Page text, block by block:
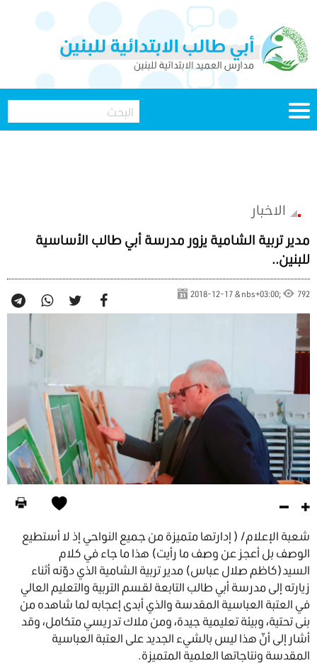
الاخبار
مدير تربية الشامية يزور مدرسة أبي طالب الأساسية
للبنين..
2018-12-17 &nbs+03:00; 792
شعبة الإعلام/ ( إدارتها متميزة من جميع النواحي إذ لا أستطيع
الوصف بل أعجز عن وصف ما رأيت) هذا ما جاء في كلام
السيد(كاظم صلال عباس) مدير تربية الشامية الذي دوّنه أثناء
زيارته إلى مدرسة أبي طالب التابعة لقسم التربية والتعليم العالي
في العتبة العباسية المقدسة والذي أبدى إعجابه لما شاهده من
بنى تحتية، وبيئة تعليمية جيدة، ومن ملاك تدريسي متكامل، وقد
أشار إلى أنّ هذا ليس بالشيء الجديد على العتبة العباسية
المقدسة ونتاجاتها العلمية المتميزة.